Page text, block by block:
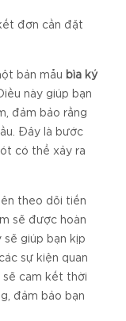
đơn cần đặt
bản mẫu bìa ký
này giúp bạn
đảm bảo rằng
Đây là bước
có thể xảy ra
theo dõi tiến
sẽ được hoàn
sẽ giúp bạn kịp
sự kiện quan
sẽ cam kết thời
đảm bảo bạn